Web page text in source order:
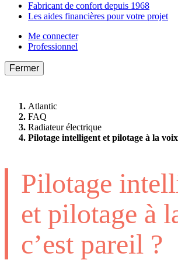
Fabricant de confort depuis 1968
Les aides financières pour votre projet
Me connecter
Professionnel
Fermer
Atlantic
FAQ
Radiateur électrique
Pilotage intelligent et pilotage à la
Pilotage
et pilotage à
c’est pareil ?